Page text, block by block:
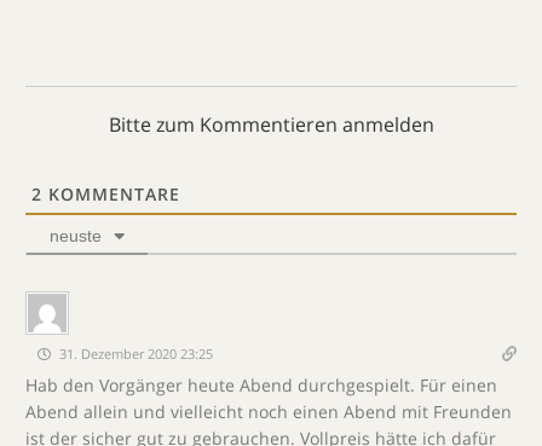
Bitte zum Kommentieren anmelden
2 KOMMENTARE
neuste
31. Dezember 2020 23:25
Hab den Vorgänger heute Abend durchgespielt. Für einen
Abend allein und vielleicht noch einen Abend mit Freunden
ist der sicher gut zu gebrauchen. Vollpreis hätte ich dafür